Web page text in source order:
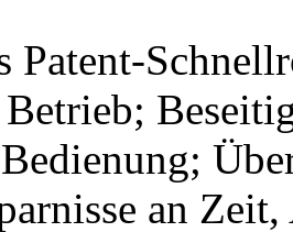
Patent-
an